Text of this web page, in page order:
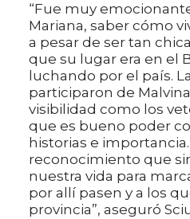
“Fue muy
Mariana, saber cómo
a pesar de ser tan
que su lugar era en el
luchando por el país.
participaron de
visibilidad como los
que es bueno poder
historias e
reconocimiento que
nuestra vida para
por allí pasen y a los
provincia”, aseguró